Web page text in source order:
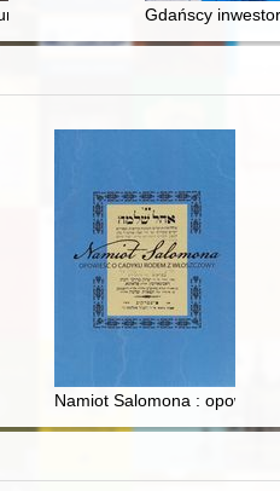
poligonu drawskiego od
Gdańscy
Prusjasza I?Namiot Salomona : opowieść